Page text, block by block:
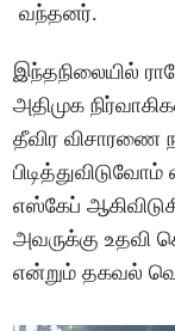
வந்தனர்.
இந்தநிலையில்
அதிமுக
தீவிர விசாரணை
எஸ்கேப்
அவருக்கு உதவி
என்றும் தகவல்